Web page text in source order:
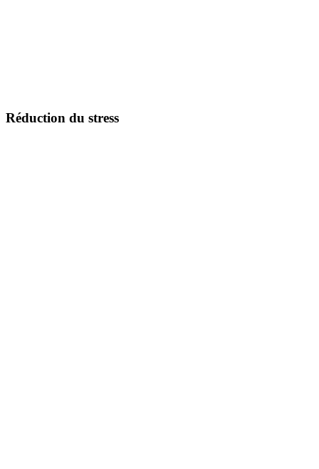
Réduction du stress